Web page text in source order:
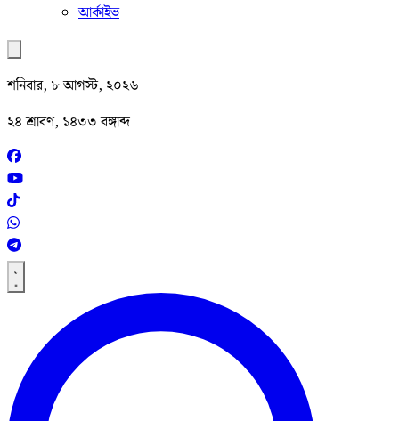
আর্কাইভ
শনিবার, ৮ আগস্ট, ২০২৬
২৪ শ্রাবণ, ১৪৩৩ বঙ্গাব্দ